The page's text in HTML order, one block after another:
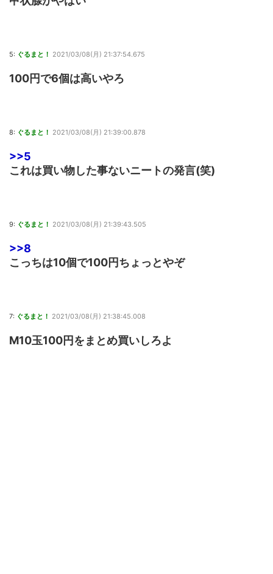
5: ぐるまと！ 2021/03/08(月) 21:37:54.675
100円で6個は高いやろ
8: ぐるまと！ 2021/03/08(月) 21:39:00.878
>>5
これは買い物した事ないニートの発言(笑)
9: ぐるまと！ 2021/03/08(月) 21:39:43.505
>>8
こっちは10個で100円ちょっとやぞ
7: ぐるまと！ 2021/03/08(月) 21:38:45.008
M10玉100円をまとめ買いしろよ